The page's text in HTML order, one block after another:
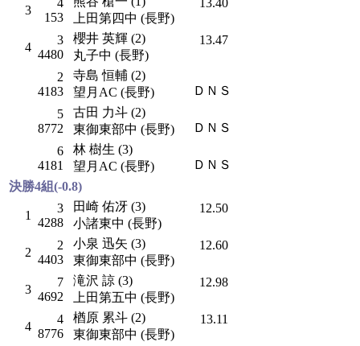
3
153
上田第四中 (長野)
4
3
4480
櫻井 英輝 (2)
丸子中 (長野)
13.47
2
4183
寺島 恒輔 (2)
望月AC (長野)
ＤＮＳ
5
8772
古田 力斗 (2)
東御東部中 (長野)
ＤＮＳ
6
4181
林 樹生 (3)
望月AC (長野)
ＤＮＳ
決勝4組(-0.8)
1
3
4288
田崎 佑冴 (3)
小諸東中 (長野)
12.50
2
2
4403
小泉 迅矢 (3)
東御東部中 (長野)
12.60
3
7
4692
滝沢 諒 (3)
上田第五中 (長野)
12.98
4
4
8776
楢原 累斗 (2)
東御東部中 (長野)
13.11